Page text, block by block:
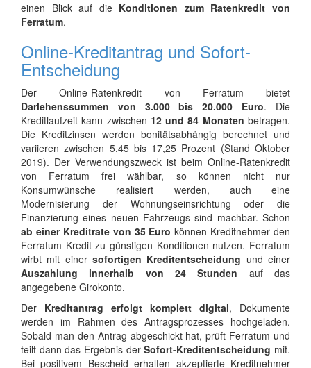
einen Blick auf die Konditionen zum Ratenkredit von
Ferratum.
Online-Kreditantrag und Sofort-
Entscheidung
Der Online-Ratenkredit von Ferratum bietet
Darlehenssummen von 3.000 bis 20.000 Euro. Die
Kreditlaufzeit kann zwischen 12 und 84 Monaten betragen.
Die Kreditzinsen werden bonitätsabhängig berechnet und
variieren zwischen 5,45 bis 17,25 Prozent (Stand Oktober
2019). Der Verwendungszweck ist beim Online-Ratenkredit
von Ferratum frei wählbar, so können nicht nur
Konsumwünsche realisiert werden, auch eine
Modernisierung der Wohnungseinsrichtung oder die
Finanzierung eines neuen Fahrzeugs sind machbar. Schon
ab einer Kreditrate von 35 Euro können Kreditnehmer den
Ferratum Kredit zu günstigen Konditionen nutzen. Ferratum
wirbt mit einer sofortigen Kreditentscheidung und einer
Auszahlung innerhalb von 24 Stunden auf das
angegebene Girokonto.
Der Kreditantrag erfolgt komplett digital, Dokumente
werden im Rahmen des Antragsprozesses hochgeladen.
Sobald man den Antrag abgeschickt hat, prüft Ferratum und
teilt dann das Ergebnis derSofort-Kreditentscheidung mit.
Bei positivem Bescheid erhalten akzeptierte Kreditnehmer